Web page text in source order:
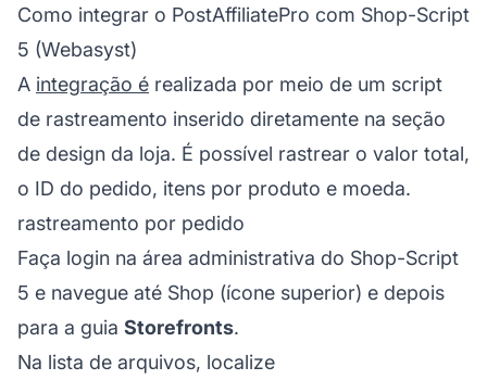
Como integrar o PostAffiliatePro com Shop-Script
5 (Webasyst)
A integração é realizada por meio de um script
de rastreamento inserido diretamente na seção
de design da loja. É possível rastrear o valor total,
o ID do pedido, itens por produto e moeda.
rastreamento por pedido
Faça login na área administrativa do Shop-Script
5 e navegue até Shop (ícone superior) e depois
para a guia Storefronts.
Na lista de arquivos, localize